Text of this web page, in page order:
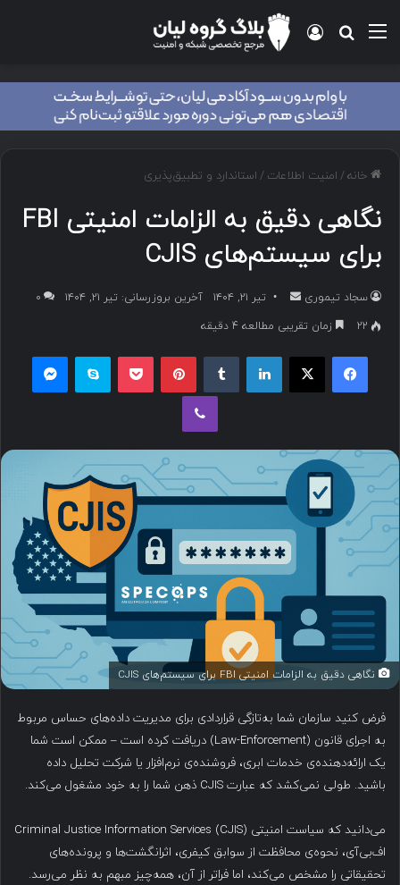
منو جستجو برای
ورود
خانه/ امنیت اطلاعات / استاندارد و تطبیق‌پذیری
نگاهی دقیق به الزامات امنیتی FBI
برای سیستم‌های CJIS
سجاد تیموری
ا
ا
ی
م
ی
ل
تیر ۲۱, ۱۴۰۴ آخرین بروزرسانی: تیر ۲۱, ۱۴۰۴
۰
22
زمان تقریبی مطالعه 4 دقیقه
فیسبوک ایکس لینکداین پینتریست پاکت اسکایپ
وایبر
نگاهی دقیق به الزامات امنیتی FBI برای سیستم‌های CJIS
فرض کنید سازمان شما به‌تازگی قراردادی برای مدیریت داده‌های حساس مربوط
به اجرای قانون (Law-Enforcement) دریافت کرده است – ممکن است شما
یک ارائه‌دهنده‌ی خدمات ابری، فروشنده‌ی نرم‌افزار یا شرکت تحلیل داده
باشید. طولی نمی‌کشد که عبارت CJIS ذهن شما را به خود مشغول می‌کند.
می‌دانید که سیاست امنیتی Criminal Justice Information Services (CJIS)
اف‌بی‌آی، نحوه‌ی محافظت از سوابق کیفری، اثرانگشت‌ها و پرونده‌های
تحقیقاتی را مشخص می‌کند، اما فراتر از آن، همه‌چیز مبهم به نظر می‌رسد.